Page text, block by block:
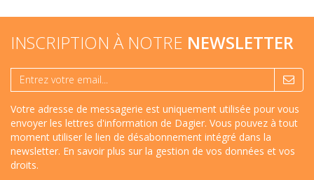
INSCRIPTION À NOTRE NEWSLETTER
Votre adresse de messagerie est uniquement utilisée pour vous
envoyer les lettres d'information de Dagier. Vous pouvez à tout
moment utiliser le lien de désabonnement intégré dans la
newsletter. En savoir plus sur la gestion de vos données et vos
droits.